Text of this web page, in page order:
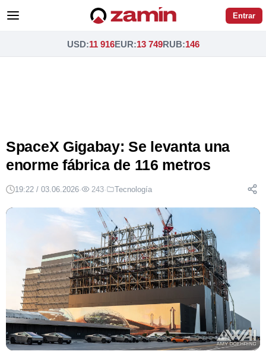
Entrar
USD:11 916EUR:13 749RUB:146
SpaceX Gigabay: Se levanta una
enorme fábrica de 116 metros
19:22 / 03.06.2026· 243· Tecnología